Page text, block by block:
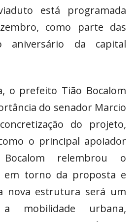
está programada
como parte das
aniversário da capital
o prefeito Tião Bocalom
do senador Marcio
do projeto,
o principal apoiador
relembrou o
em torno da proposta e
nova estrutura será um
mobilidade urbana,